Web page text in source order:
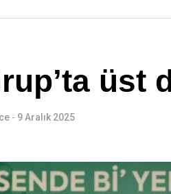
üst
- 9 Aralık 2025